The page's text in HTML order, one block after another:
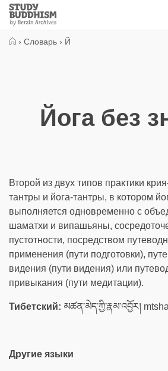
Close
Study
Buddhism
› Словарь › Й
Йога без
Второй из двух типов практики
тантры и йога-тантры, в котором
выполняется одновременно с
шаматхи и випашьяны,
пустотности, посредством
применения (пути подготовки),
видения (пути видения) или
привыкания (пути медитации).
Тибетский: མཚན་མེད་ཀྱི་རྣམ་འབྱོར།
Другие языки